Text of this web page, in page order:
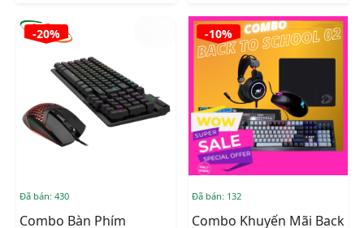
-20%
Đã bán: 430
Combo Bàn Phím
-10%
Đã bán: 132
Combo Khuyến Mãi Back